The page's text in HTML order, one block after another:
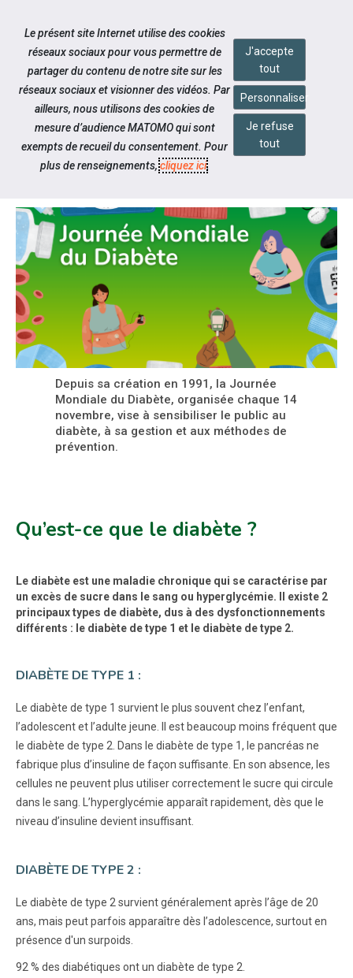
Aller au contenu
Notre actualité
JOURNÉE MONDIALE DU DIABÈTE
Depuis sa création en 1991, la Journée
Mondiale du Diabète, organisée chaque 14
novembre, vise à sensibiliser le public au
diabète, à sa gestion et aux méthodes de
prévention.
Qu’est-ce que le diabète ?
Le diabète est une maladie chronique qui se caractérise par
un excès de sucre dans le sang ou hyperglycémie. Il existe 2
principaux types de diabète, dus à des dysfonctionnements
différents : le diabète de type 1 et le diabète de type 2.
DIABÈTE DE TYPE 1 :
Le diabète de type 1 survient le plus souvent chez l’enfant,
l’adolescent et l’adulte jeune. Il est beaucoup moins fréquent que
le diabète de type 2. Dans le diabète de type 1, le pancréas ne
fabrique plus d’insuline de façon suffisante. En son absence, les
cellules ne peuvent plus utiliser correctement le sucre qui circule
dans le sang. L’hyperglycémie apparaît rapidement, dès que le
niveau d’insuline devient insuffisant.
DIABÈTE DE TYPE 2 :
Le diabète de type 2 survient généralement après l’âge de 20
ans, mais peut parfois apparaître dès l’adolescence, surtout en
présence d'un surpoids.
92 % des diabétiques ont un diabète de type 2.
Le présent site Internet utilise des cookies
réseaux sociaux pour vous permettre de
partager du contenu de notre site sur les
réseaux sociaux et visionner des vidéos. Par
ailleurs, nous utilisons des cookies de
mesure d’audience MATOMO qui sont
exempts de recueil du consentement. Pour
plus de renseignements,cliquez ici.
J'accepte
tout
Personnaliser
Je refuse
tout